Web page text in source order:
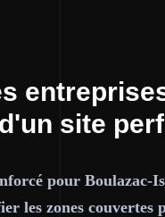
site
pour
les zones